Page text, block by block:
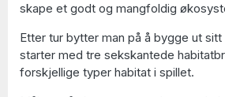
skape et godt og mangfoldig
Etter tur bytter man på å bygge ut
starter med tre sekskantede
forskjellige typer habitat i spillet.